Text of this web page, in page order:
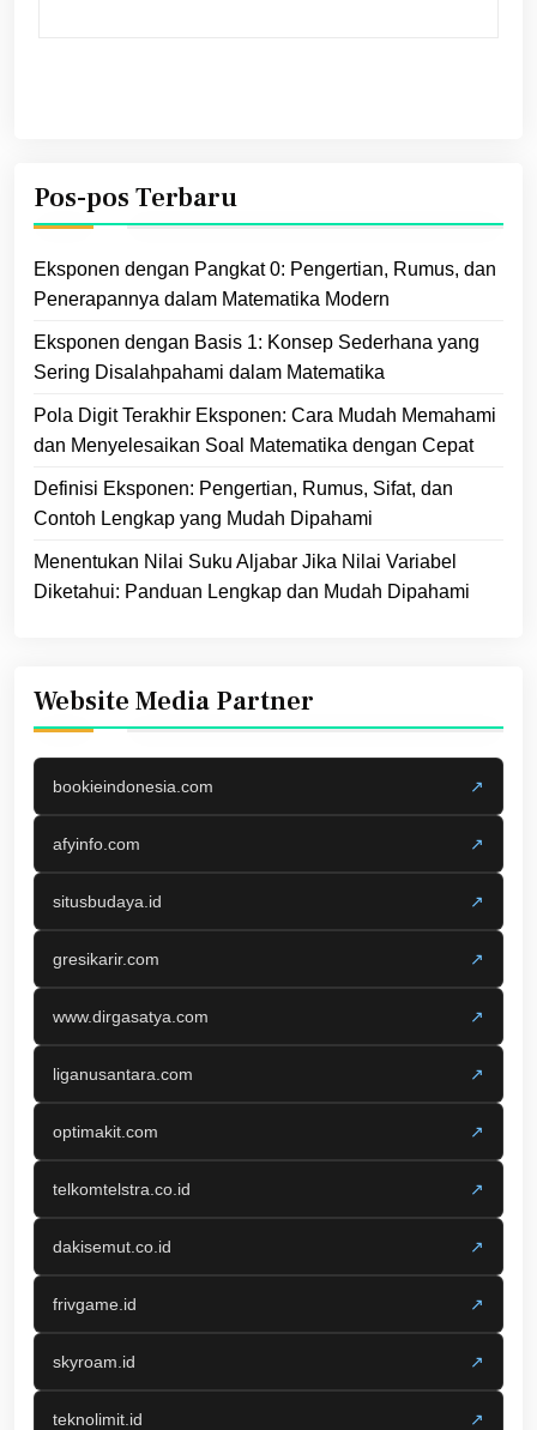
Pos-pos Terbaru
Eksponen dengan Pangkat 0: Pengertian, Rumus, dan
Penerapannya dalam Matematika Modern
Eksponen dengan Basis 1: Konsep Sederhana yang
Sering Disalahpahami dalam Matematika
Pola Digit Terakhir Eksponen: Cara Mudah Memahami
dan Menyelesaikan Soal Matematika dengan Cepat
Definisi Eksponen: Pengertian, Rumus, Sifat, dan
Contoh Lengkap yang Mudah Dipahami
Menentukan Nilai Suku Aljabar Jika Nilai Variabel
Diketahui: Panduan Lengkap dan Mudah Dipahami
Website Media Partner
bookieindonesia.com ↗
afyinfo.com ↗
situsbudaya.id ↗
gresikarir.com ↗
www.dirgasatya.com ↗
liganusantara.com ↗
optimakit.com ↗
telkomtelstra.co.id ↗
dakisemut.co.id ↗
frivgame.id ↗
skyroam.id ↗
teknolimit.id ↗